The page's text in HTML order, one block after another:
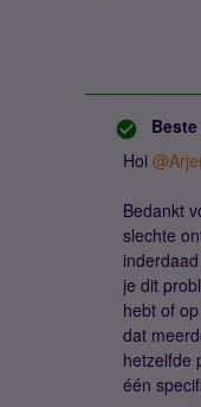
Hoi
Bedankt
slechte
je dit
hebt of
dat
hetzelfde
één